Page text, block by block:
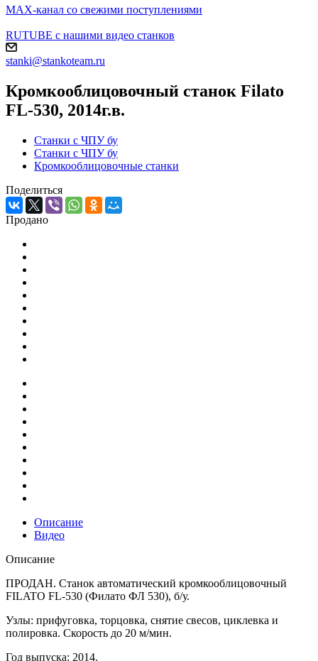
MAX-канал со свежими поступлениями
RUTUBE с нашими видео станков
stanki@stankoteam.ru
Кромкооблицовочный станок Filato
FL-530, 2014г.в.
Станки с ЧПУ бу
Станки с ЧПУ бу
Кромкооблицовочные станки
Поделиться
Продано
Описание
Видео
Описание
ПРОДАН. Станок автоматический кромкооблицовочный
FILATO FL-530 (Филато ФЛ 530), б/у.
Узлы: прифуговка, торцовка, снятие свесов, циклевка и
полировка. Скорость до 20 м/мин.
Год выпуска: 2014.